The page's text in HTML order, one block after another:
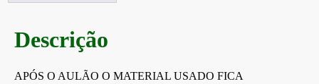
Descrição
APÓS O AULÃO O MATERIAL USADO FICA